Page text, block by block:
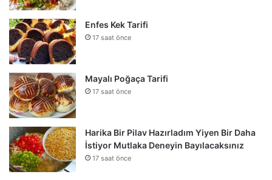
Enfes Kek Tarifi
17 saat önce
Mayalı Poğaça Tarifi
17 saat önce
Harika Bir Pilav Hazırladım Yiyen Bir Daha
İstiyor Mutlaka Deneyin Bayılacaksınız
17 saat önce